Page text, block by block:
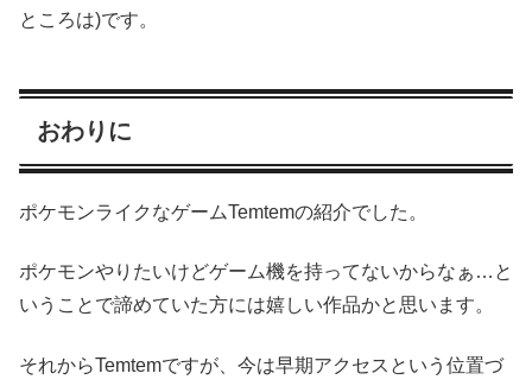
ところは)です。
おわりに
ポケモンライクなゲームTemtemの紹介でした。
ポケモンやりたいけどゲーム機を持ってないからなぁ…と
いうことで諦めていた方には嬉しい作品かと思います。
それからTemtemですが、今は早期アクセスという位置づ